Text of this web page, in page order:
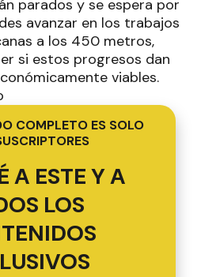
parados y se espera por
avanzar en los trabajos
a los 450 metros,
si estos progresos dan
viables.
COMPLETO ES SOLO
A ESTE Y A
LOS